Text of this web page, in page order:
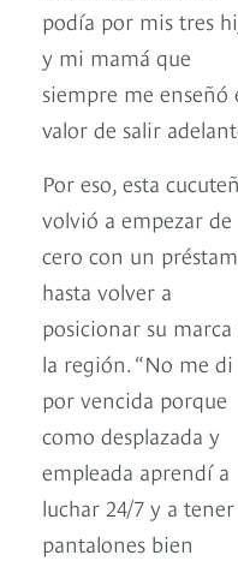
podía por mis tres
y mi mamá que
siempre me enseñó
valor de salir
Por eso, esta
volvió a empezar de
cero con un
hasta volver a
posicionar su marca
la región. “No me di
por vencida porque
como desplazada y
empleada aprendí a
luchar 24/7 y a
pantalones bien